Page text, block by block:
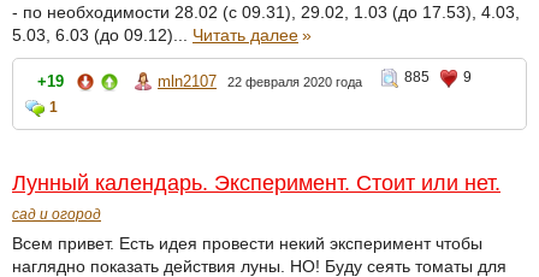
- по необходимости 28.02 (с 09.31), 29.02, 1.03 (до 17.53), 4.03,
5.03, 6.03 (до 09.12)... Читать далее»
+19 mln2107 22 февраля 2020 года 885
9
1
Лунный календарь. Эксперимент. Стоит или нет.
сад и огород
Всем привет. Есть идея провести некий эксперимент чтобы
наглядно показать действия луны. НО! Буду сеять томаты для